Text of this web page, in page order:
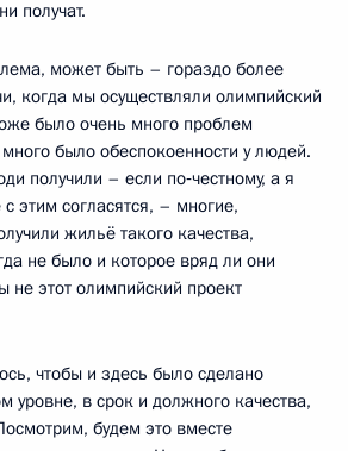
получат.
может быть – гораздо более
когда мы осуществляли олимпийский
было очень много проблем
было обеспокоенности у людей.
получили – если по‑честному, а я
этим согласятся, – многие,
жильё такого качества,
не было и которое вряд ли они
не этот олимпийский проект
чтобы и здесь было сделано
уровне, в срок и должного качества,
будем это вместе